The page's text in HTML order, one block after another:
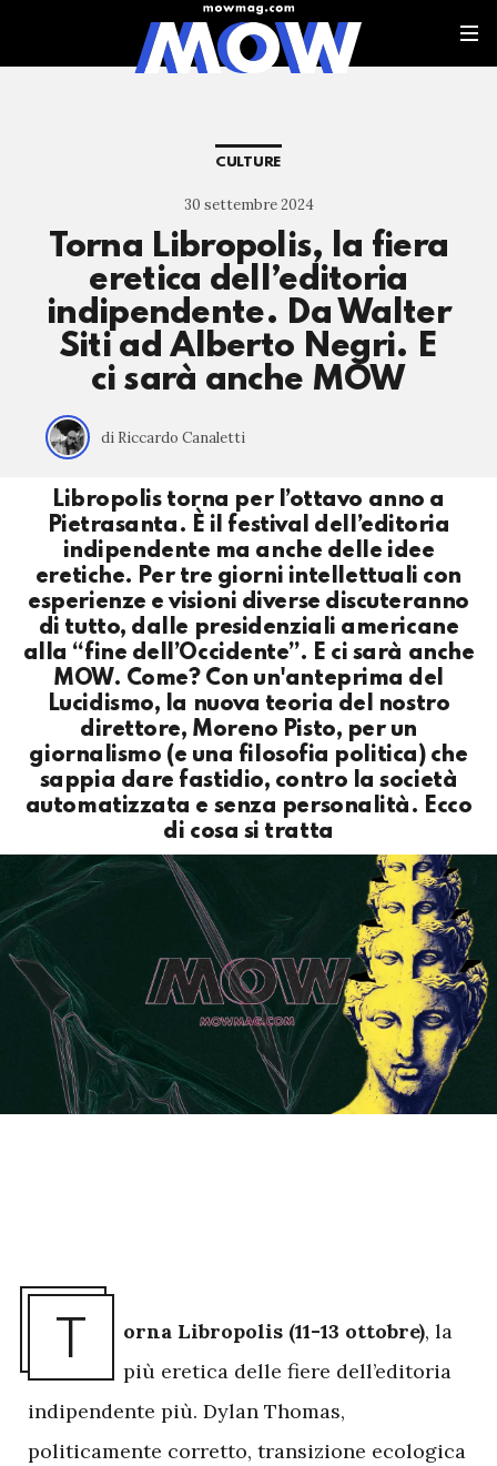
CULTURE
30 settembre 2024
Torna Libropolis, la fiera
eretica dell’editoria
indipendente. Da Walter
Siti ad Alberto Negri. E
ci sarà anche MOW
di Riccardo Canaletti
Libropolis torna per l’ottavo anno a
Pietrasanta. È il festival dell’editoria
indipendente ma anche delle idee
eretiche. Per tre giorni intellettuali con
esperienze e visioni diverse discuteranno
di tutto, dalle presidenziali americane
alla “fine dell’Occidente”. E ci sarà anche
MOW. Come? Con un'anteprima del
Lucidismo, la nuova teoria del nostro
direttore, Moreno Pisto, per un
giornalismo (e una filosofia politica) che
sappia dare fastidio, contro la società
automatizzata e senza personalità. Ecco
di cosa si tratta
T orna Libropolis (11-13 ottobre), la
più eretica delle fiere dell’editoria
indipendente più. Dylan Thomas,
politicamente corretto, transizione ecologica